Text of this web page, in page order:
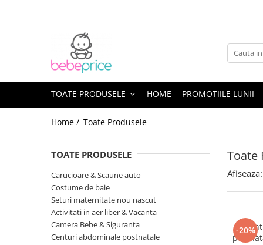
Toate Produsele
Centuri abdominale postnatale
Sutiene pentru alaptare
Costume de baie
Lenjerii patut & Paturici
Genti Maternitate & Port Bebe
Alimentatie bebe & Accesorii
Articole siguranta bebe
Activitati in aer liber & Vacanta
Lichidari de stoc
TOATE PRODUSELE HOME PROMOTIILE LUNII
Home / Toate Produsele
Toate
TOATE PRODUSELE
Carucioare & Scaune auto
Costume de baie
Seturi maternitate nou nascut
Activitati in aer liber & Vacanta
Camera Bebe & Siguranta
Centuri abdominale postnatale
Afiseaza:
-20%